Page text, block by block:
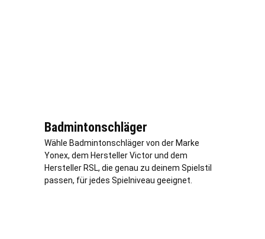
Badmintonschläger
Wähle Badmintonschläger von der Marke
Yonex, dem Hersteller Victor und dem
Hersteller RSL, die genau zu deinem Spielstil
passen, für jedes Spielniveau geeignet.